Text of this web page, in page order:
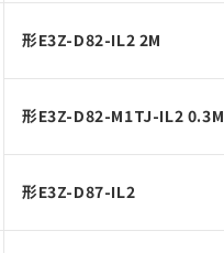
形E3Z-D82-IL2 2M
形E3Z-D82-M1TJ-IL2 0.3M
形E3Z-D87-IL2